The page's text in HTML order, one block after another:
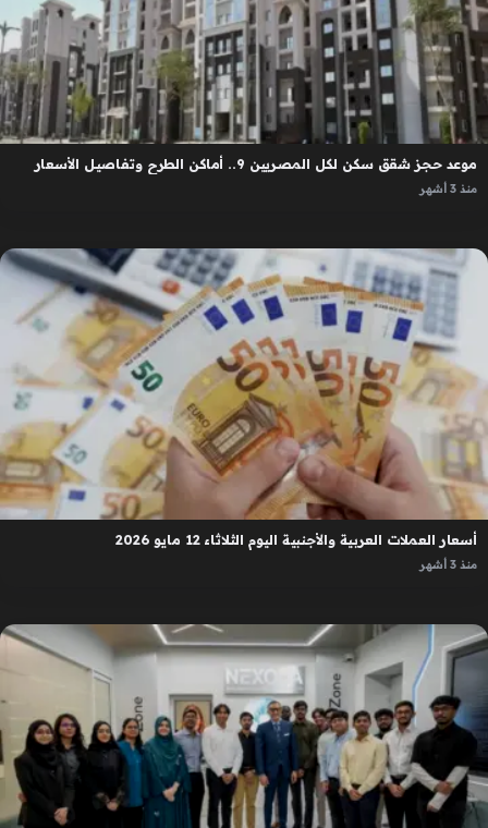
موعد حجز شقق سكن لكل المصريين 9.. أماكن الطرح وتفاصيل الأسعار
منذ 3 أشهر
أسعار العملات العربية والأجنبية اليوم الثلاثاء 12 مايو 2026
منذ 3 أشهر